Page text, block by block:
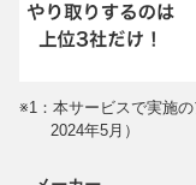
※1：本サービスで実施
2024年5月）